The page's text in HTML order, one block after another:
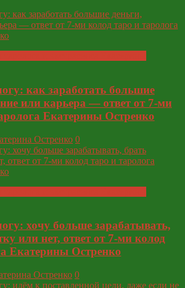
как заработать большие
или карьера — ответ от 7-ми
Екатерины Остренко
Остренко 0
хочу больше зарабатывать,
или нет, ответ от 7-ми колод
Екатерины Остренко
Остренко 0